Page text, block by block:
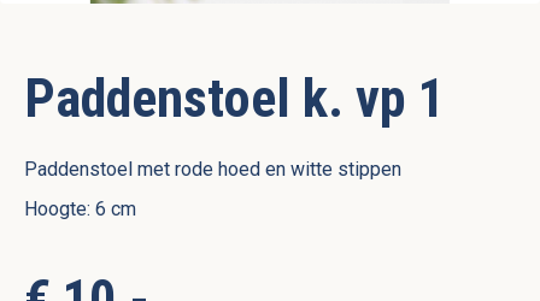
Paddenstoel k. vp 1
Paddenstoel met rode hoed en witte stippen
Hoogte: 6 cm